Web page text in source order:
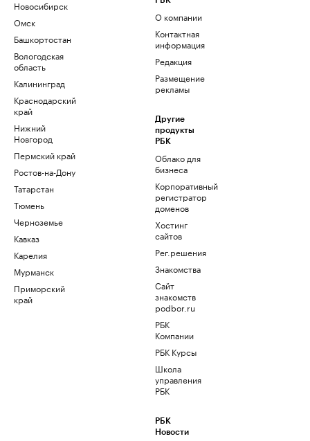
Новосибирск
Омск
Башкортостан
Вологодская
область
Калининград
Краснодарский
край
Нижний
Новгород
Пермский край
Ростов-на-Дону
Татарстан
Тюмень
Черноземье
Кавказ
Карелия
Мурманск
Приморский
край
О компании
Контактная
информация
Редакция
Размещение
рекламы
Другие
продукты
РБК
Облако для
бизнеса
Корпоративный
регистратор
доменов
Хостинг
сайтов
Рег.решения
Знакомства
Сайт
знакомств
podbor.ru
РБК
Компании
РБК Курсы
Школа
управления
РБК
РБК
Новости